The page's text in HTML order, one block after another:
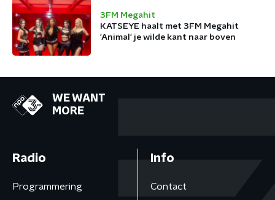
3FM Megahit
KATSEYE haalt met 3FM Megahit
'Animal' je wilde kant naar boven
WE WANT
MORE
Radio
Programmering
Info
Contact